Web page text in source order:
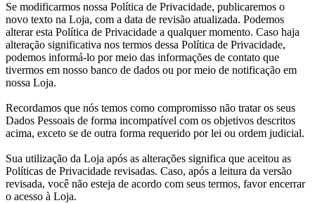
Se modificarmos nossa Política de Privacidade, publicaremos o
novo texto na Loja, com a data de revisão atualizada. Podemos
alterar esta Política de Privacidade a qualquer momento. Caso haja
alteração significativa nos termos dessa Política de Privacidade,
podemos informá-lo por meio das informações de contato que
tivermos em nosso banco de dados ou por meio de notificação em
nossa Loja.
Recordamos que nós temos como compromisso não tratar os seus
Dados Pessoais de forma incompatível com os objetivos descritos
acima, exceto se de outra forma requerido por lei ou ordem judicial.
Sua utilização da Loja após as alterações significa que aceitou as
Políticas de Privacidade revisadas. Caso, após a leitura da versão
revisada, você não esteja de acordo com seus termos, favor encerrar
o acesso à Loja.